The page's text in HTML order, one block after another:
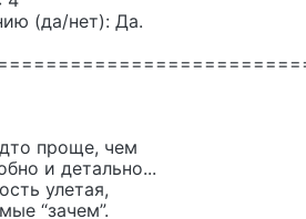
(да/нет): Да.
проще, чем
и детально...
улетая,
“зачем”.